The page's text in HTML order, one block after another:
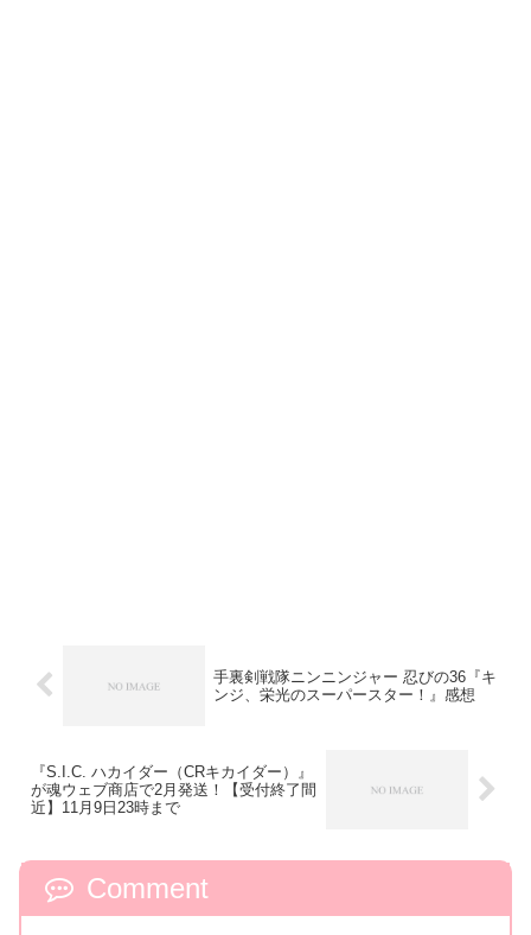
手裏剣戦隊ニンニンジャー 忍びの36『キ
ンジ、栄光のスーパースター！』感想
『S.I.C. ハカイダー（CRキカイダー）』
が魂ウェブ商店で2月発送！【受付終了間
近】11月9日23時まで
Comment